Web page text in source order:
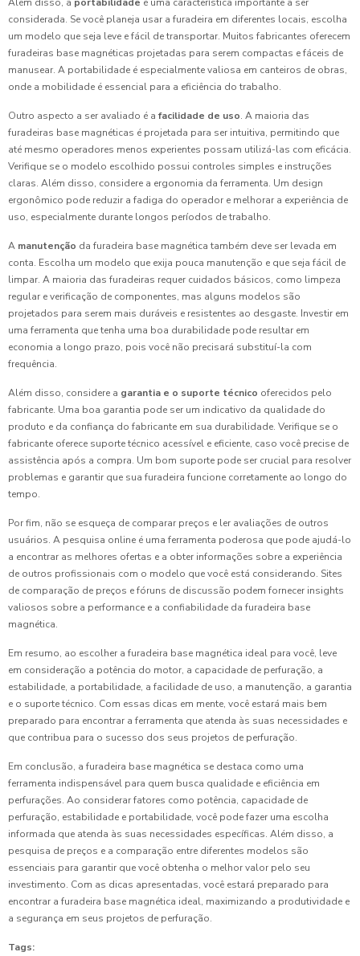
Além disso, a portabilidade é uma característica importante a ser
considerada. Se você planeja usar a furadeira em diferentes locais, escolha
um modelo que seja leve e fácil de transportar. Muitos fabricantes oferecem
furadeiras base magnéticas projetadas para serem compactas e fáceis de
manusear. A portabilidade é especialmente valiosa em canteiros de obras,
onde a mobilidade é essencial para a eficiência do trabalho.
Outro aspecto a ser avaliado é a facilidade de uso. A maioria das
furadeiras base magnéticas é projetada para ser intuitiva, permitindo que
até mesmo operadores menos experientes possam utilizá-las com eficácia.
Verifique se o modelo escolhido possui controles simples e instruções
claras. Além disso, considere a ergonomia da ferramenta. Um design
ergonômico pode reduzir a fadiga do operador e melhorar a experiência de
uso, especialmente durante longos períodos de trabalho.
A manutenção da furadeira base magnética também deve ser levada em
conta. Escolha um modelo que exija pouca manutenção e que seja fácil de
limpar. A maioria das furadeiras requer cuidados básicos, como limpeza
regular e verificação de componentes, mas alguns modelos são
projetados para serem mais duráveis e resistentes ao desgaste. Investir em
uma ferramenta que tenha uma boa durabilidade pode resultar em
economia a longo prazo, pois você não precisará substituí-la com
frequência.
Além disso, considere a garantia e o suporte técnico oferecidos pelo
fabricante. Uma boa garantia pode ser um indicativo da qualidade do
produto e da confiança do fabricante em sua durabilidade. Verifique se o
fabricante oferece suporte técnico acessível e eficiente, caso você precise de
assistência após a compra. Um bom suporte pode ser crucial para resolver
problemas e garantir que sua furadeira funcione corretamente ao longo do
tempo.
Por fim, não se esqueça de comparar preços e ler avaliações de outros
usuários. A pesquisa online é uma ferramenta poderosa que pode ajudá-lo
a encontrar as melhores ofertas e a obter informações sobre a experiência
de outros profissionais com o modelo que você está considerando. Sites
de comparação de preços e fóruns de discussão podem fornecer insights
valiosos sobre a performance e a confiabilidade da furadeira base
magnética.
Em resumo, ao escolher a furadeira base magnética ideal para você, leve
em consideração a potência do motor, a capacidade de perfuração, a
estabilidade, a portabilidade, a facilidade de uso, a manutenção, a garantia
e o suporte técnico. Com essas dicas em mente, você estará mais bem
preparado para encontrar a ferramenta que atenda às suas necessidades e
que contribua para o sucesso dos seus projetos de perfuração.
Em conclusão, a furadeira base magnética se destaca como uma
ferramenta indispensável para quem busca qualidade e eficiência em
perfurações. Ao considerar fatores como potência, capacidade de
perfuração, estabilidade e portabilidade, você pode fazer uma escolha
informada que atenda às suas necessidades específicas. Além disso, a
pesquisa de preços e a comparação entre diferentes modelos são
essenciais para garantir que você obtenha o melhor valor pelo seu
investimento. Com as dicas apresentadas, você estará preparado para
encontrar a furadeira base magnética ideal, maximizando a produtividade e
a segurança em seus projetos de perfuração.
Tags: